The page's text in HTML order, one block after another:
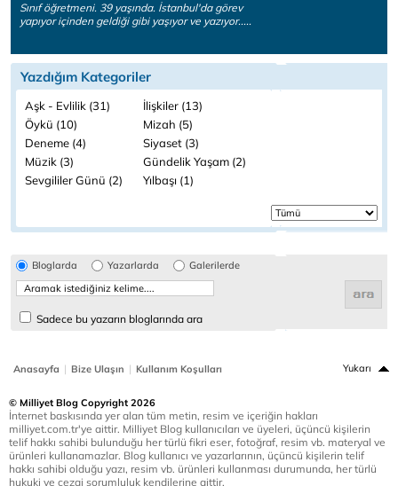
Sınıf öğretmeni. 39 yaşında. İstanbul'da görev
yapıyor içinden geldiği gibi yaşıyor ve yazıyor.....
Yazdığım Kategoriler
Aşk - Evlilik (31)
İlişkiler (13)
Öykü (10)
Mizah (5)
Deneme (4)
Siyaset (3)
Müzik (3)
Gündelik Yaşam (2)
Sevgililer Günü (2)
Yılbaşı (1)
Bloglarda Yazarlarda Galerilerde
Sadece bu yazarın bloglarında ara
Anasayfa | Bize Ulaşın | Kullanım Koşulları Yukarı
© Milliyet Blog Copyright 2026
İnternet baskısında yer alan tüm metin, resim ve içeriğin hakları
milliyet.com.tr'ye aittir. Milliyet Blog kullanıcıları ve üyeleri, üçüncü kişilerin
telif hakkı sahibi bulunduğu her türlü fikri eser, fotoğraf, resim vb. materyal ve
ürünleri kullanamazlar. Blog kullanıcı ve yazarlarının, üçüncü kişilerin telif
hakkı sahibi olduğu yazı, resim vb. ürünleri kullanması durumunda, her türlü
hukuki ve cezai sorumluluk kendilerine aittir.